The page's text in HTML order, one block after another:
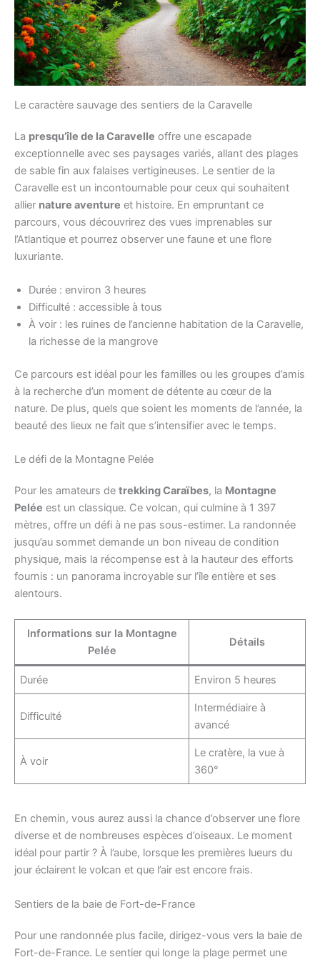
Le caractère sauvage des sentiers de la Caravelle
La presqu’île de la Caravelle offre une escapade
exceptionnelle avec ses paysages variés, allant des plages
de sable fin aux falaises vertigineuses. Le sentier de la
Caravelle est un incontournable pour ceux qui souhaitent
allier nature aventure et histoire. En empruntant ce
parcours, vous découvrirez des vues imprenables sur
l’Atlantique et pourrez observer une faune et une flore
luxuriante.
Durée : environ 3 heures
Difficulté : accessible à tous
À voir : les ruines de l’ancienne habitation de la Caravelle,
la richesse de la mangrove
Ce parcours est idéal pour les familles ou les groupes d’amis
à la recherche d’un moment de détente au cœur de la
nature. De plus, quels que soient les moments de l’année, la
beauté des lieux ne fait que s’intensifier avec le temps.
Le défi de la Montagne Pelée
Pour les amateurs de trekking Caraïbes, la Montagne
Pelée est un classique. Ce volcan, qui culmine à 1 397
mètres, offre un défi à ne pas sous-estimer. La randonnée
jusqu’au sommet demande un bon niveau de condition
physique, mais la récompense est à la hauteur des efforts
fournis : un panorama incroyable sur l’île entière et ses
alentours.
Informations sur la Montagne
Pelée
Détails
Durée Environ 5 heures
Difficulté
Intermédiaire à
avancé
À voir
Le cratère, la vue à
360°
En chemin, vous aurez aussi la chance d’observer une flore
diverse et de nombreuses espèces d’oiseaux. Le moment
idéal pour partir ? À l’aube, lorsque les premières lueurs du
jour éclairent le volcan et que l’air est encore frais.
Sentiers de la baie de Fort-de-France
Pour une randonnée plus facile, dirigez-vous vers la baie de
Fort-de-France. Le sentier qui longe la plage permet une